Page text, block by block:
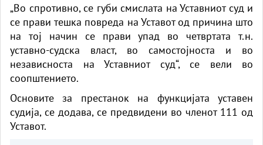
„Во спротивно, се губи смислата на Уставниот суд и
се прави тешка повреда на Уставот од причина што
на тој начин се прави упад во четвртата т.н.
уставно-судска власт, во самостојноста и во
независноста на Уставниот суд“, се вели во
соопштението.
Основите за престанок на функцијата уставен
судија, се додава, се предвидени во членот 111 од
Уставот.